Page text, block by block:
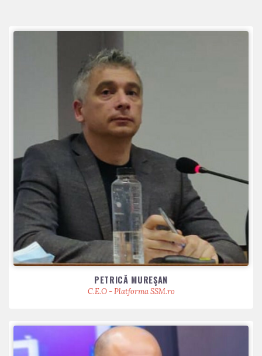
PETRICĂ MUREŞAN
C.E.O - Platforma SSM.ro